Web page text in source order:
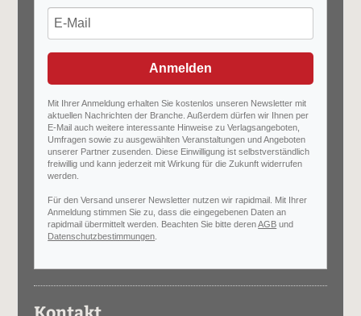
Anmelden
Mit Ihrer Anmeldung erhalten Sie kostenlos unseren Newsletter mit
aktuellen Nachrichten der Branche. Außerdem dürfen wir Ihnen per
E-Mail auch weitere interessante Hinweise zu Verlagsangeboten,
Umfragen sowie zu ausgewählten Veranstaltungen und Angeboten
unserer Partner zusenden. Diese Einwilligung ist selbstverständlich
freiwillig und kann jederzeit mit Wirkung für die Zukunft widerrufen
werden.
Für den Versand unserer Newsletter nutzen wir rapidmail. Mit Ihrer
Anmeldung stimmen Sie zu, dass die eingegebenen Daten an
rapidmail übermittelt werden. Beachten Sie bitte derenAGB und
Datenschutzbestimmungen